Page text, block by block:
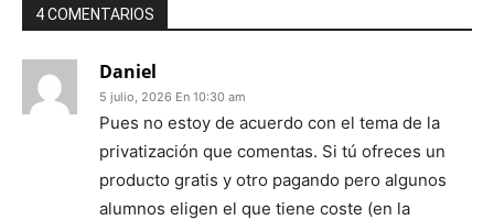
4 COMENTARIOS
Daniel
5 julio, 2026 En 10:30 am
Pues no estoy de acuerdo con el tema de la
privatización que comentas. Si tú ofreces un
producto gratis y otro pagando pero algunos
alumnos eligen el que tiene coste (en la